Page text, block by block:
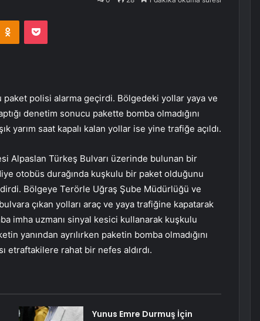
Odnoklassniki
Pocket
paket polisi alarma geçirdi. Bölgedeki yollar yaya ve
denetim sonucu pakette bomba olmadığını
yarım saat kapalı kalan yollar ise yine trafiğe açıldı.
Alpaslan Türkeş Bulvarı üzerinde bulunan bir
otobüs durağında kuşkulu bir paket olduğunu
Bölgeye Terörle Uğraş Şube Müdürlüğü ve
çıkan yolları araç ve yaya trafiğine kapatarak
imha uzmanı sinyal kesici kullanarak kuşkulu
yanından ayrılırken paketin bomba olmadığını
etraftakilere rahat bir nefes aldırdı.
Yunus Emre Durmuş İçin